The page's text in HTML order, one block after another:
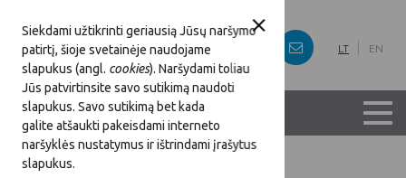
Siekdami užtikrinti geriausią Jūsų naršymo
patirtį, šioje svetainėje naudojame
slapukus (angl. cookies). Naršydami toliau
Jūs patvirtinsite savo sutikimą naudoti
slapukus. Savo sutikimą bet kada
galite atšaukti pakeisdami interneto
naršyklės nustatymus ir ištrindami įrašytus
slapukus.
LT EN
Titulinis